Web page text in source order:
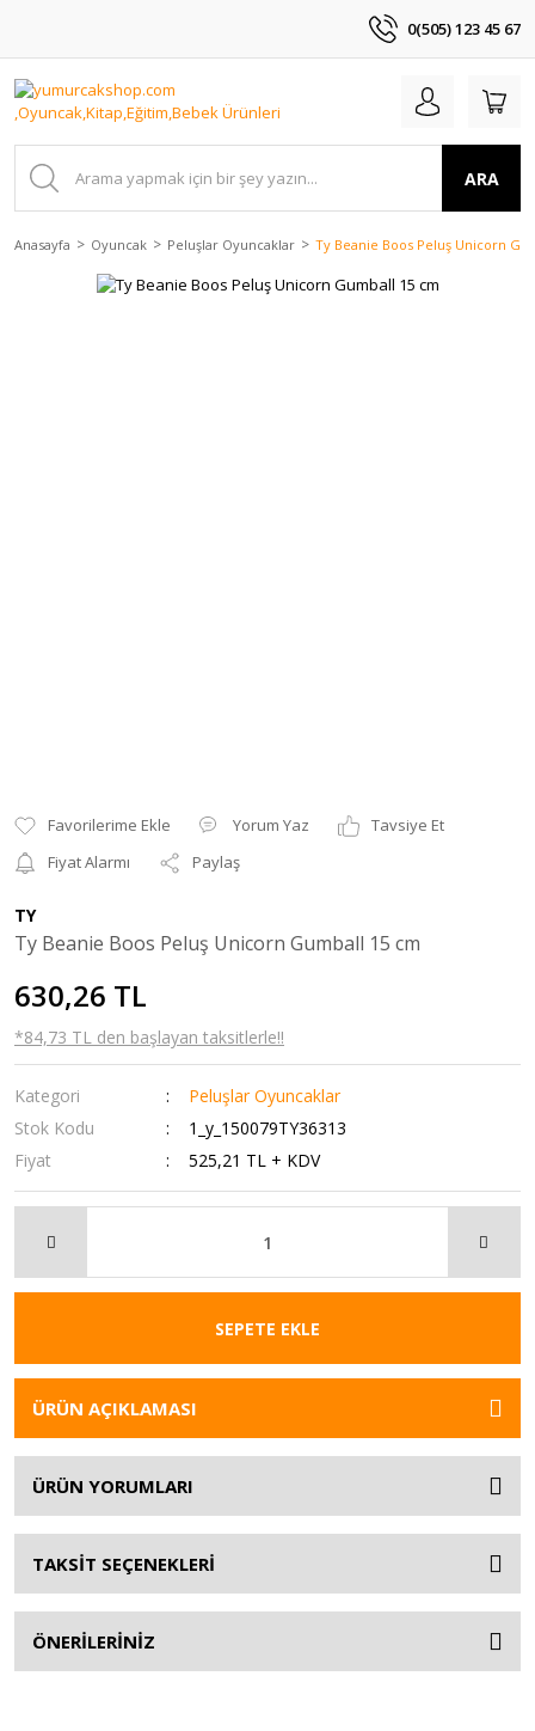
0(505) 123 45 67
ARA
Anasayfa Oyuncak Peluşlar Oyuncaklar Ty Beanie Boos Peluş Unicorn
Yorum Yaz
Tavsiye Et
Fiyat Alarmı
Paylaş
TY
Ty Beanie Boos Peluş Unicorn Gumball 15 cm
630,26 TL
*84,73 TL den başlayan taksitlerle!!
Kategori
Peluşlar Oyuncaklar
Stok Kodu
1_y_150079TY36313
Fiyat
525,21 TL + KDV
SEPETE EKLE
ÜRÜN AÇIKLAMASI
ÜRÜN YORUMLARI
TAKSİT SEÇENEKLERİ
ÖNERİLERİNİZ